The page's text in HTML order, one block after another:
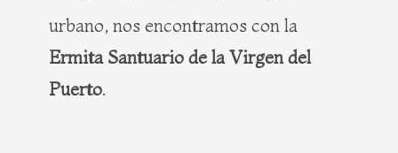
urbano, nos encontramos con la
Ermita Santuario de la Virgen del
Puerto.